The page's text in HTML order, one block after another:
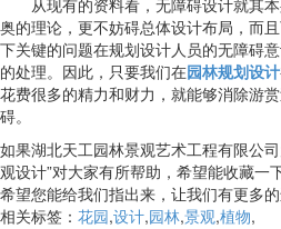
从现有的资料看，无障碍设计就其
奥的理论，更不妨碍总体设计布局，而
下关键的问题在规划设计人员的无障碍
的处理。因此，只要我们在园林规划设计
花费很多的精力和财力，就能够消除游
碍。
如果湖北天工园林景观艺术工程有限公
观设计”对大家有所帮助，希望能收藏一
希望您能给我们指出来，让我们有更多的
相关标签： 花园,设计,园林,景观,植物,